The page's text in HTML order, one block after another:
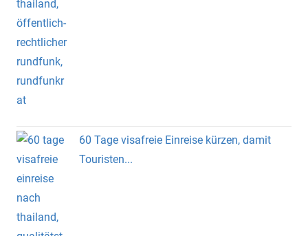
60 Tage visafreie Einreise kürzen, damit
Touristen...